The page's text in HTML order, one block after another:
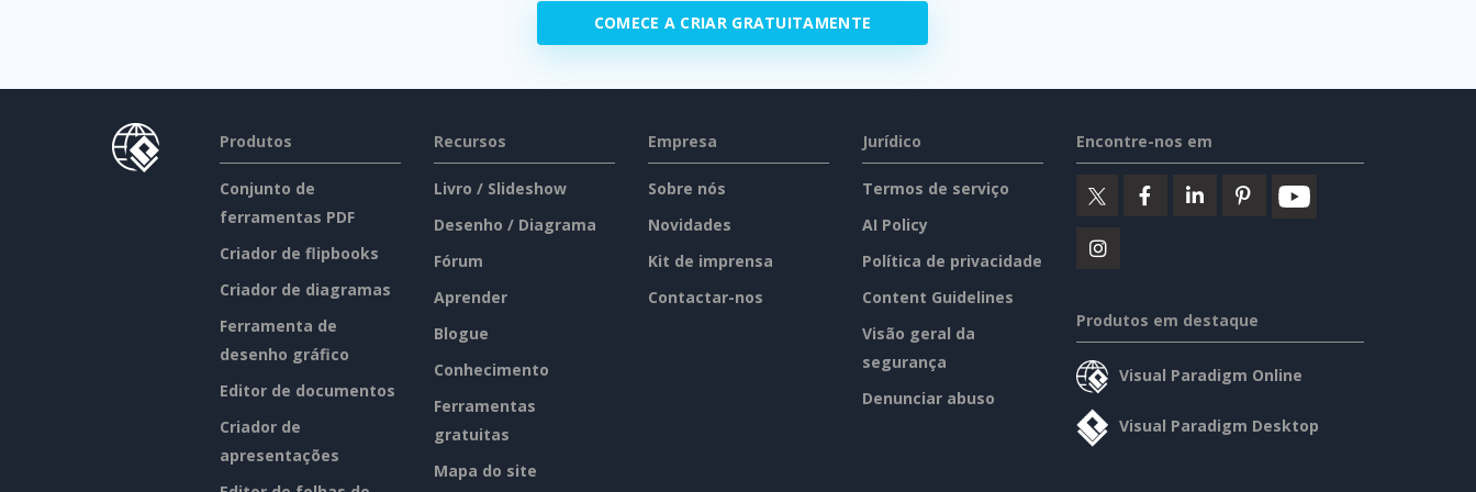
COMECE A CRIAR GRATUITAMENTE
Produtos
Conjunto de
ferramentas PDF
Criador de flipbooks
Criador de diagramas
Ferramenta de
desenho gráfico
Editor de documentos
Criador de
apresentações
Recursos
Livro / Slideshow
Desenho / Diagrama
Fórum
Aprender
Blogue
Conhecimento
Ferramentas
gratuitas
Mapa do site
Empresa
Sobre nós
Novidades
Kit de imprensa
Contactar-nos
Jurídico
Termos de serviço
AI Policy
Política de privacidade
Content Guidelines
Visão geral da
segurança
Denunciar abuso
Encontre-nos em
Produtos em destaque
Visual Paradigm Online
Visual Paradigm Desktop